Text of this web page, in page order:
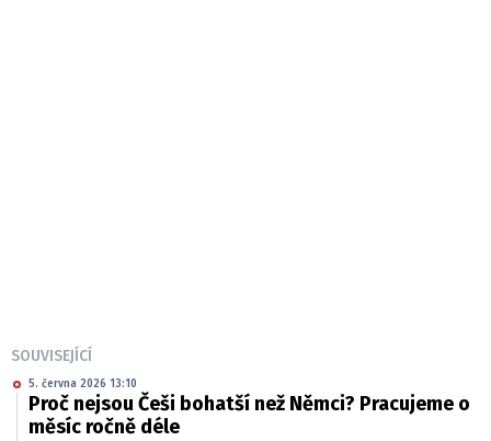
SOUVISEJÍCÍ
5. června 2026 13:10
Proč nejsou Češi bohatší než Němci? Pracujeme o
měsíc ročně déle